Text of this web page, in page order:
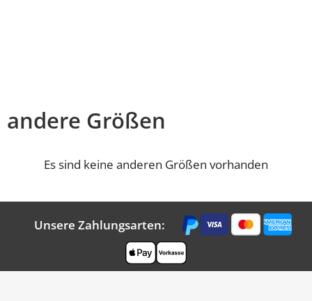
andere Größen
Es sind keine anderen Größen vorhanden
Unsere Zahlungsarten: